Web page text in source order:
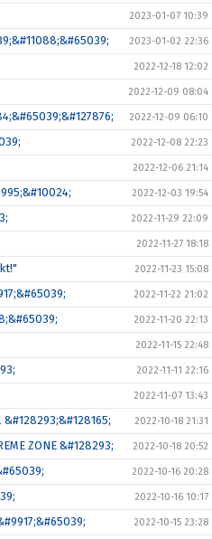
2023-01-07 10:39
2023-01-02 22:36
2022-12-18 12:02
2022-12-09 08:04
2022-12-09 06:10
2022-12-08 22:23
2022-12-06 21:14
2022-12-03 19:54
2022-11-29 22:09
2022-11-27 18:18
2022-11-23 15:08
2022-11-22 21:02
2022-11-20 22:13
2022-11-15 22:48
2022-11-11 22:16
2022-11-07 13:43
&#128293;&#128165; 2022-10-18 21:31
ZONE &#128293; 2022-10-18 20:52
2022-10-16 20:28
2022-10-16 10:17
2022-10-15 23:28